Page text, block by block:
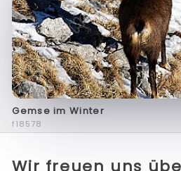
Gemse im Winter
f18578
Wir freuen uns